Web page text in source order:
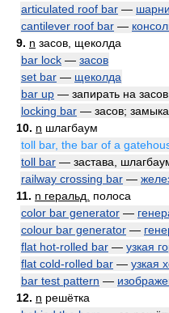
articulated roof bar —
cantilever roof bar —
9. n засов, щеколда
bar lock — засов
set bar — щеколда
bar up — запирать на
locking bar — засов;
10. n шлагбаум
toll bar, the bar of a
toll bar — застава,
railway crossing bar —
11. n геральд.
полоса
color bar generator —
colour bar generator —
flat hot-rolled bar — узкая
flat cold-rolled bar — узкая
bar test pattern —
12. n решётка